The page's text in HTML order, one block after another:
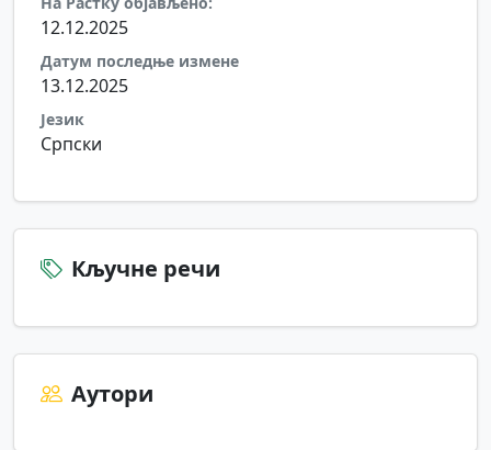
12.12.2025
Датум последње измене
13.12.2025
Језик
Српски
Кључне речи
Аутори